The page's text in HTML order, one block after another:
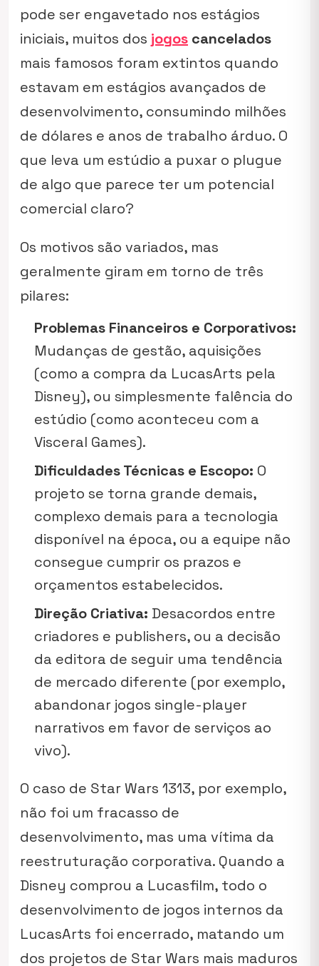
pode ser engavetado nos estágios
iniciais, muitos dos jogos cancelados
mais famosos foram extintos quando
estavam em estágios avançados de
desenvolvimento, consumindo milhões
de dólares e anos de trabalho árduo. O
que leva um estúdio a puxar o plugue
de algo que parece ter um potencial
comercial claro?
Os motivos são variados, mas
geralmente giram em torno de três
pilares:
Problemas Financeiros e Corporativos:
Mudanças de gestão, aquisições
(como a compra da LucasArts pela
Disney), ou simplesmente falência do
estúdio (como aconteceu com a
Visceral Games).
Dificuldades Técnicas e Escopo: O
projeto se torna grande demais,
complexo demais para a tecnologia
disponível na época, ou a equipe não
consegue cumprir os prazos e
orçamentos estabelecidos.
Direção Criativa: Desacordos entre
criadores e publishers, ou a decisão
da editora de seguir uma tendência
de mercado diferente (por exemplo,
abandonar jogos single-player
narrativos em favor de serviços ao
vivo).
O caso de Star Wars 1313, por exemplo,
não foi um fracasso de
desenvolvimento, mas uma vítima da
reestruturação corporativa. Quando a
Disney comprou a Lucasfilm, todo o
desenvolvimento de jogos internos da
LucasArts foi encerrado, matando um
dos projetos de Star Wars mais maduros